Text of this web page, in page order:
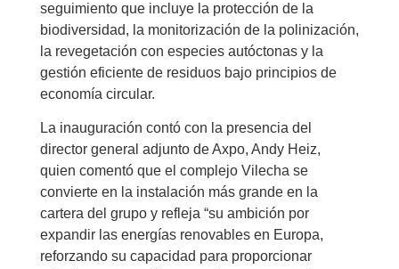
seguimiento que incluye la protección de la
biodiversidad, la monitorización de la polinización,
la revegetación con especies autóctonas y la
gestión eficiente de residuos bajo principios de
economía circular.
La inauguración contó con la presencia del
director general adjunto de Axpo, Andy Heiz,
quien comentó que el complejo Vilecha se
convierte en la instalación más grande en la
cartera del grupo y refleja “su ambición por
expandir las energías renovables en Europa,
reforzando su capacidad para proporcionar